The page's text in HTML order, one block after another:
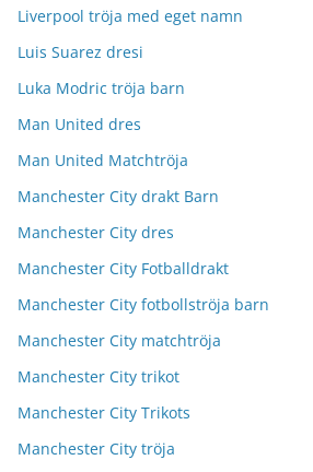
Liverpool tröja med eget namn
Luis Suarez dresi
Luka Modric tröja barn
Man United dres
Man United Matchtröja
Manchester City drakt Barn
Manchester City dres
Manchester City Fotballdrakt
Manchester City fotbollströja barn
Manchester City matchtröja
Manchester City trikot
Manchester City Trikots
Manchester City tröja